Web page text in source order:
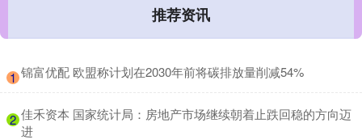
推荐资讯
1 ​锦富优配 欧盟称计划在2030年前将碳排放量削减54%
2 ​佳禾资本 国家统计局：房地产市场继续朝着止跌回稳的方向迈
进